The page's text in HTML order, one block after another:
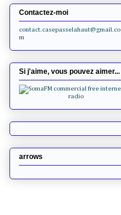
Contactez-moi
contact.casepasselahaut@gmail.co
m
Si j'aime, vous pouvez aimer...
arrows